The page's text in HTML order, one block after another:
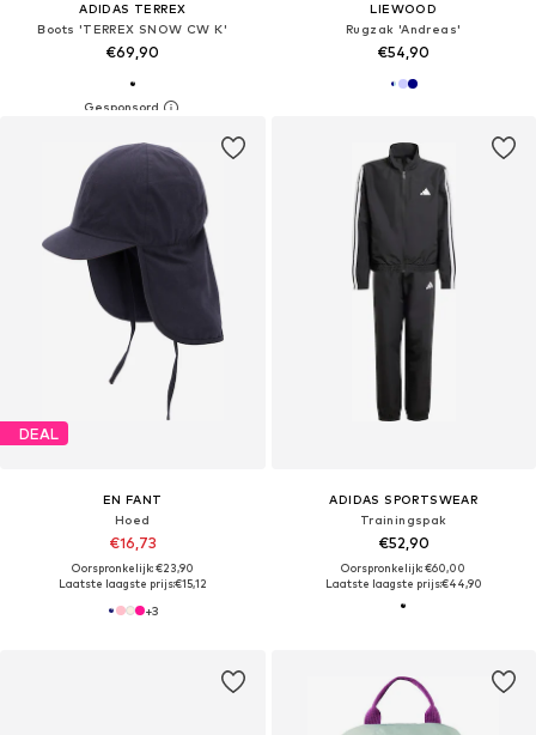
ADIDAS TERREX
Boots 'TERREX SNOW CW K'
€69,90
LIEWOOD
Rugzak 'Andreas'
€54,90
DEAL
EN FANT
Hoed
€16,73
Oorspronkelijk: €23,90
Laatste laagste prijs:€15,12
+3
ADIDAS SPORTSWEAR
Trainingspak
€52,90
Oorspronkelijk: €60,00
Laatste laagste prijs:€44,90